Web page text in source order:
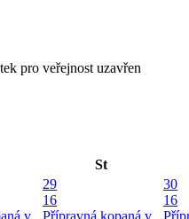
pro veřejnost uzavřen
St
v
29
16
Přípravná kopaná v
30
16